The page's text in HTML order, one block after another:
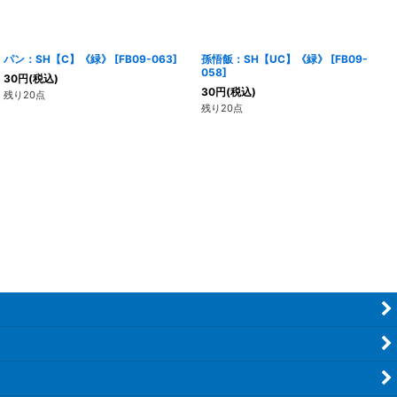
パン：SH【C】《緑》 [FB09-063]
30円(税込)
残り20点
孫悟飯：SH【UC】《緑》 [FB09-
058]
30円(税込)
残り20点